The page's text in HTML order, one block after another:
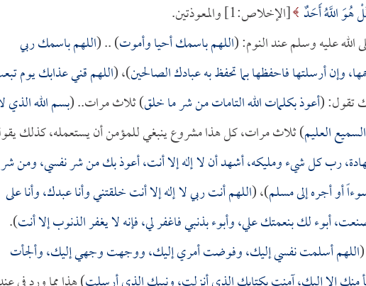
هُوَ اللَّهُ أَحَدٌ [الإخلاص:1] والمعوذتين.
عليه وسلم عند النوم: (اللهم باسمك أحيا وأموت) .. (اللهم باسمك ربي
أرسلتها فاحفظها بما تحفظ به عبادك الصالحين)، (اللهم قني عذابك يوم
تقول: (أعوذ بكلمات الله التامات من شر ما خلق) ثلاث مرات.. (بسم الله الذي
العليم) ثلاث مرات، كل هذا مشروع ينبغي للمؤمن أن يستعمله، كذلك
رب كل شيء ومليكه، أشهد أن لا إله إلا أنت، أعوذ بك من شر نفسي، ومن شر
أو أجره إلى مسلم)، (اللهم أنت ربي لا إله إلا أنت خلقتني وأنا عبدك، وأنا على
لك بنعمتك علي، وأبوء بذنبي فاغفر لي، فإنه لا يغفر الذنوب إلا أنت).
(اللهم أسلمت نفسي إليك، وفوضت أمري إليك، ووجهت وجهي إليك، وألجأت